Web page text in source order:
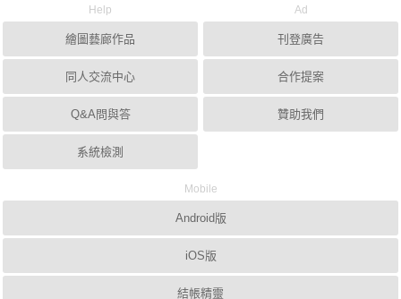
Help
繪圖藝廊作品
同人交流中心
Q&A問與答
系統檢測
Ad
刊登廣告
合作提案
贊助我們
Mobile
Android版
iOS版
結帳精靈